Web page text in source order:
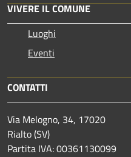
VIVERE IL COMUNE
Luoghi
Eventi
CONTATTI
Via Melogno, 34, 17020
Rialto (SV)
Partita IVA: 00361130099